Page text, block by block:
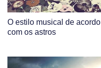
O estilo musical de acordo
com os astros